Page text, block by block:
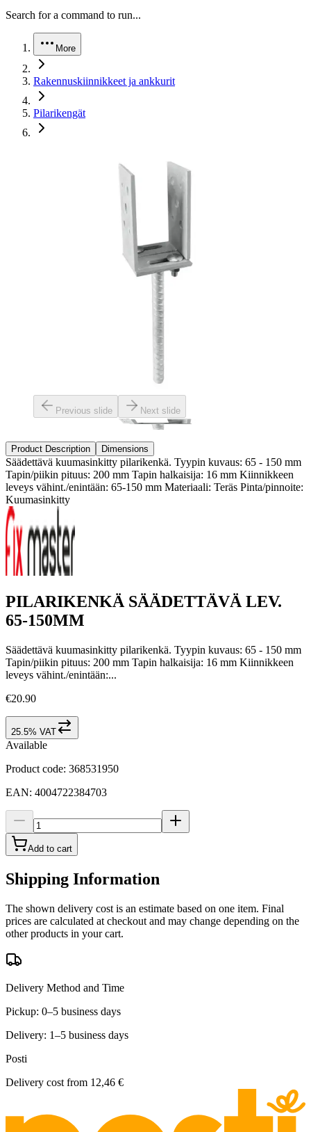
Search for a command to run...
More
Rakennuskiinnikkeet ja ankkurit
Pilarikengät
Previous slide Next slide
Product Description Dimensions
Säädettävä kuumasinkitty pilarikenkä. Tyypin kuvaus: 65 - 150 mm
Tapin/piikin pituus: 200 mm Tapin halkaisija: 16 mm Kiinnikkeen
leveys vähint./enintään: 65-150 mm Materiaali: Teräs Pinta/pinnoite:
Kuumasinkitty
PILARIKENKÄ SÄÄDETTÄVÄ LEV.
65-150MM
Säädettävä kuumasinkitty pilarikenkä. Tyypin kuvaus: 65 - 150 mm
Tapin/piikin pituus: 200 mm Tapin halkaisija: 16 mm Kiinnikkeen
leveys vähint./enintään:...
€20.90
25.5% VAT
Available
Product code: 368531950
EAN: 4004722384703
Add to cart
Shipping Information
The shown delivery cost is an estimate based on one item. Final
prices are calculated at checkout and may change depending on the
other products in your cart.
Delivery Method and Time
Pickup: 0–5 business days
Delivery: 1–5 business days
Posti
Delivery cost from 12,46 €